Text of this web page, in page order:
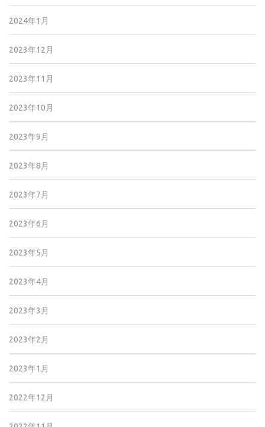
2024年1月
2023年12月
2023年11月
2023年10月
2023年9月
2023年8月
2023年7月
2023年6月
2023年5月
2023年4月
2023年3月
2023年2月
2023年1月
2022年12月